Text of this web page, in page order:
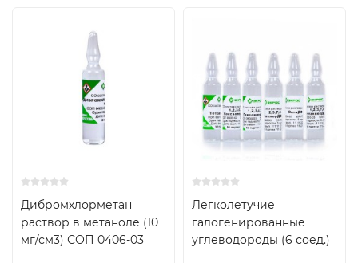
Дибромхлорметан
раствор в метаноле (10
мг/см3) СОП 0406-03
Легколетучие
галогенированные
углеводороды (6 соед.)